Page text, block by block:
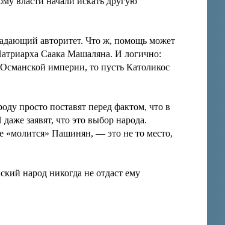
авторитет. Что ж, помощь может
Саака Машаляна. И логично:
империи, то пусть Католикос
просто поставят перед фактом, что в
заявят, что это выбор народа.
«молится» Пашинян, — это не то место,
народ никогда не отдаст ему